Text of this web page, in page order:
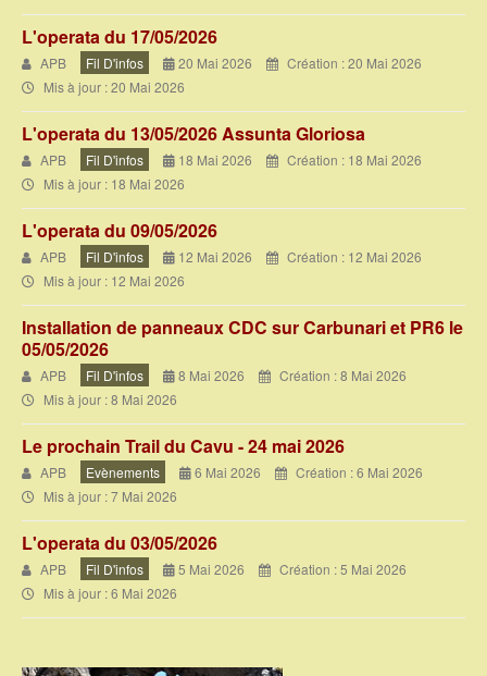
L'operata du 17/05/2026
APB Fil D'infos 20 Mai 2026
Création : 20 Mai 2026
Mis à jour : 20 Mai 2026
L'operata du 13/05/2026 Assunta Gloriosa
APB Fil D'infos 18 Mai 2026
Création : 18 Mai 2026
Mis à jour : 18 Mai 2026
L'operata du 09/05/2026
APB Fil D'infos 12 Mai 2026
Création : 12 Mai 2026
Mis à jour : 12 Mai 2026
Installation de panneaux CDC sur Carbunari et PR6 le
05/05/2026
APB Fil D'infos 8 Mai 2026
Création : 8 Mai 2026
Mis à jour : 8 Mai 2026
Le prochain Trail du Cavu - 24 mai 2026
APB Evènements 6 Mai 2026
Création : 6 Mai 2026
Mis à jour : 7 Mai 2026
L'operata du 03/05/2026
APB Fil D'infos 5 Mai 2026
Création : 5 Mai 2026
Mis à jour : 6 Mai 2026